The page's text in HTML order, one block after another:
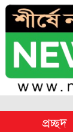
প্রচ্ছদ